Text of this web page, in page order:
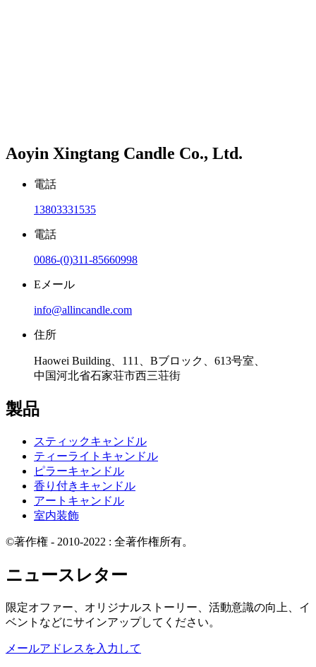
Aoyin Xingtang Candle Co., Ltd.
電話
13803331535
電話
0086-(0)311-85660998
Eメール
info@allincandle.com
住所
Haowei Building、111、Bブロック、613号室、
中国河北省石家荘市西三荘街
製品
スティックキャンドル
ティーライトキャンドル
ピラーキャンドル
香り付きキャンドル
アートキャンドル
室内装飾
©著作権 - 2010-2022 : 全著作権所有。
ニュースレター
限定オファー、オリジナルストーリー、活動意識の向上、イ
ベントなどにサインアップしてください。
メールアドレスを入力して